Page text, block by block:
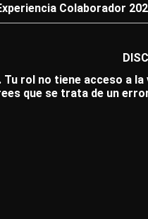
Colaborador
Tu rol no tiene acceso a
que se trata de un